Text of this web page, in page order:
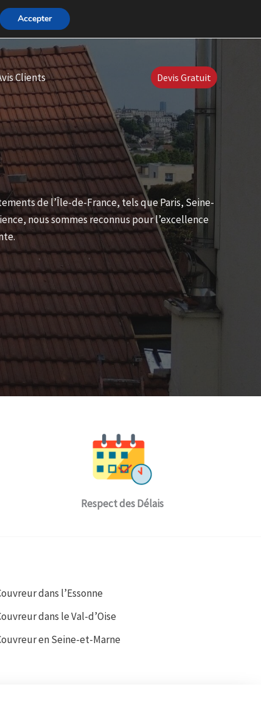
Clients Devis Gratuit
de l’Île-de-France, tels que Paris, Seine-
nous sommes reconnus pour l’excellence
Respect des Délais
dans l’Essonne
dans le Val-d’Oise
en Seine-et-Marne
Accepter